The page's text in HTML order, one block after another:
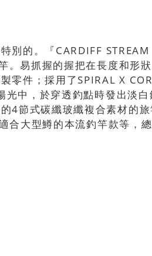
別的。『CARDIFF STREAM
。易抓握的握把在長度和形
零件；採用了SPIRAL X
光中，於穿透釣點時發出淡白
4節式碳纖玻纖複合素材的旅
合大型鱒的本流釣竿款等，